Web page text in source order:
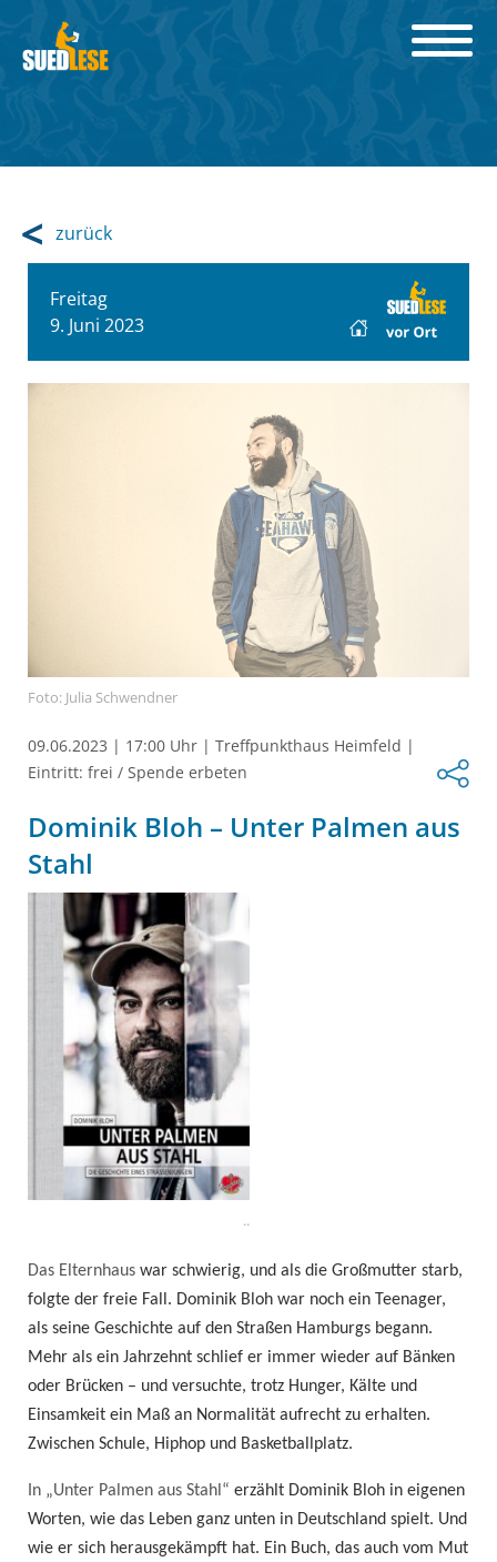
zurück
Freitag
9. Juni 2023
Foto: Julia Schwendner
09.06.2023 | 17:00 Uhr | Treffpunkthaus Heimfeld |
Eintritt: frei / Spende erbeten
Dominik Bloh – Unter Palmen aus
Stahl
..
Das Elternhaus war schwierig, und als die Großmutter starb,
folgte der freie Fall. Dominik Bloh war noch ein Teenager,
als seine Geschichte auf den Straßen Hamburgs begann.
Mehr als ein Jahrzehnt schlief er immer wieder auf Bänken
oder Brücken – und versuchte, trotz Hunger, Kälte und
Einsamkeit ein Maß an Normalität aufrecht zu erhalten.
Zwischen Schule, Hiphop und Basketballplatz.
In „Unter Palmen aus Stahl“ erzählt Dominik Bloh in eigenen
Worten, wie das Leben ganz unten in Deutschland spielt. Und
wie er sich herausgekämpft hat. Ein Buch, das auch vom Mut